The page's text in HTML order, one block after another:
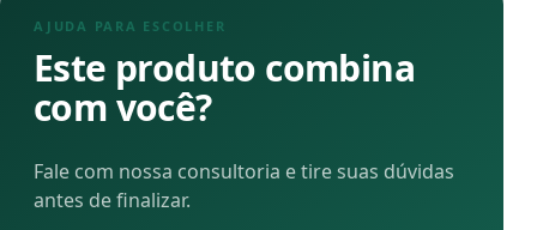
AJUDA PARA ESCOLHER
Este produto combina
com você?
Fale com nossa consultoria e tire suas dúvidas
antes de finalizar.